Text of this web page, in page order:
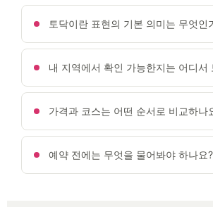
토닥이란 표현의 기본 의미는 무엇인
내 지역에서 확인 가능한지는 어디서
가격과 코스는 어떤 순서로 비교하나
예약 전에는 무엇을 물어봐야 하나요?